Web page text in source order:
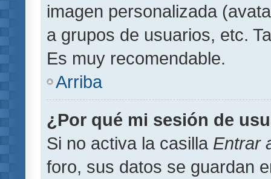
imagen personalizada
a grupos de usuarios, etc.
Es muy recomendable.
Arriba
¿Por qué mi sesión de
Si no activa la casilla Entrar
foro, sus datos se guardan